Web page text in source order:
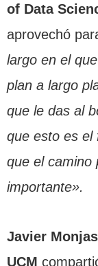
of Data
aprovechó
largo en el
plan a largo
que le das al
que esto es el
que el camino
importante».
Javier
UCM